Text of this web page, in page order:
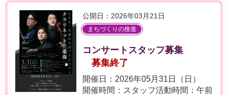
公開日：2026年03月21日
まちづくりの推進
コンサートスタッフ募集
募集終了
開催日：2026年05月31日（日）
開催時間：スタッフ活動時間：午前